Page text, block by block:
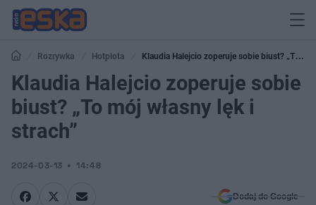
Rozrywka Hotplota
Klaudia Halejcio zoperuje sobie biust? „To
mój własny lęk i strach”
Klaudia Halejcio zoperuje sobie
biust? „To mój własny lęk i
strach”
2024-03-13 14:48
Dodaj do Google